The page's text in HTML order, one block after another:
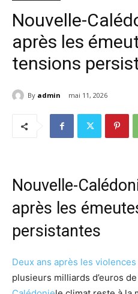
Nouvelle-
après les
tensions
By admin mai 11, 2026
Nouvelle-
après les
persistantes
Deux ans après les violences
plusieurs milliards d’euros